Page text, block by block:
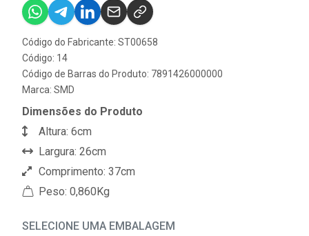
Código do Fabricante: ST00658
Código: 14
Código de Barras do Produto: 7891426000000
Marca: SMD
Dimensões do Produto
Altura: 6cm
Largura: 26cm
Comprimento: 37cm
Peso: 0,860Kg
SELECIONE UMA EMBALAGEM